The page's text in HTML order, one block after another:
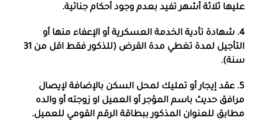
عليها ثلاثة أشهر تفيد بعدم وجود أحكام جنائية.
4. شهادة تأدية الخدمة العسكرية أو الإعفاء منها أو
التأجيل لمدة تغطي مدة القرض (للذكور فقط اقل من 31
سنة).
5. عقد إيجار أو تمليك لمحل السكن بالإضافة لإيصال
مرافق حديث باسم المؤجر أو العميل او زوجته أو والده
مطابق للعنوان المذكور ببطاقة الرقم القومي للعميل.